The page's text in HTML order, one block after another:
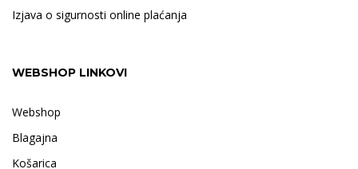
Izjava o sigurnosti online plaćanja
WEBSHOP LINKOVI
Webshop
Blagajna
Košarica